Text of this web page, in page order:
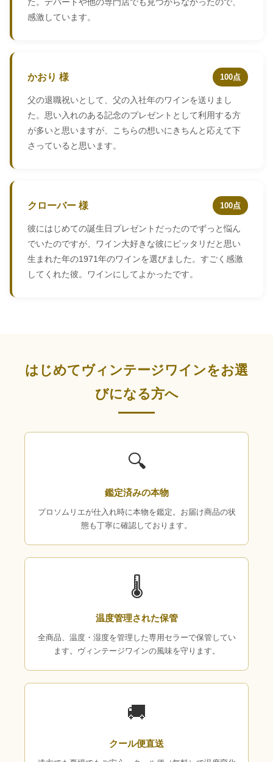
感激しています。
かおり 様 100点
父の退職祝いとして、父の入社年のワインを送りまし
た。思い入れのある記念のプレゼントとして利用する方
が多いと思いますが、こちらの想いにきちんと応えて下
さっていると思います。
クローバー 様 100点
彼にはじめての誕生日プレゼントだったのでずっと悩ん
でいたのですが、ワイン大好きな彼にピッタリだと思い
生まれた年の1971年のワインを選びました。すごく感激
してくれた彼。ワインにしてよかったです。
はじめてヴィンテージワインをお選
びになる方へ
🔍
鑑定済みの本物
プロソムリエが仕入れ時に本物を鑑定。お届け商品の状
態も丁寧に確認しております。
🌡
温度管理された保管
全商品、温度・湿度を管理した専用セラーで保管してい
ます。ヴィンテージワインの風味を守ります。
🚚
クール便直送